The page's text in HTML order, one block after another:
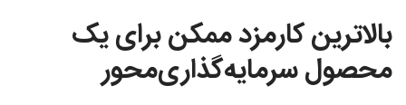
بالاترین کارمزد ممکن برای یک
محصول سرمایه‌گذاری‌محور